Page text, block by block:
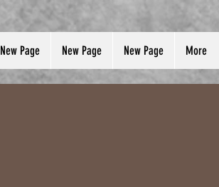
New Page New Page New Page More